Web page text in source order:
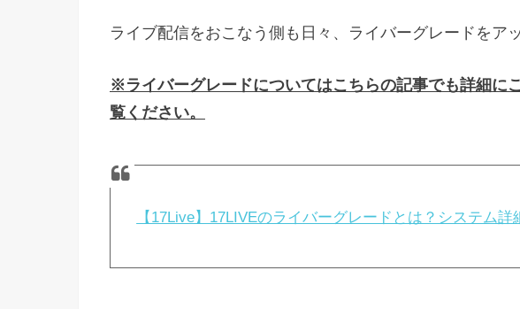
ライブ配信をおこなう側も日々、ライバーグレードをア
※ライバーグレードについてはこちらの記事でも詳細に
覧ください。
【17Live】17LIVEのライバーグレードとは？システム詳